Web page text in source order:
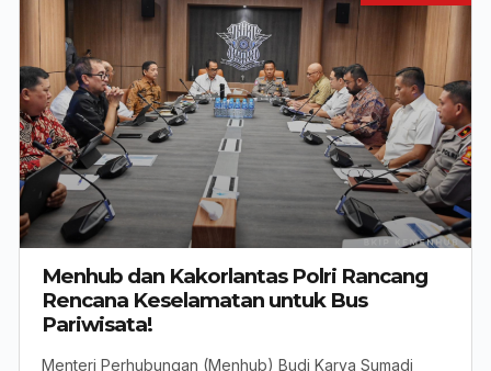
Menhub dan Kakorlantas Polri Rancang
Rencana Keselamatan untuk Bus
Pariwisata!
Menteri Perhubungan (Menhub) Budi Karya Sumadi